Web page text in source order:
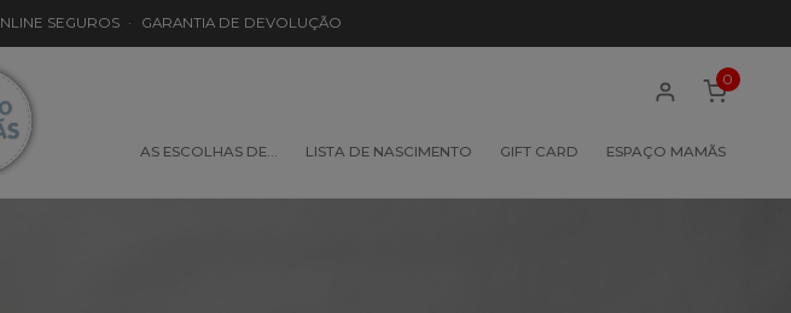
SEGUROS · GARANTIA DE DEVOLUÇÃO
AS ESCOLHAS DE… LISTA DE NASCIMENTO GIFT CARD ESPAÇO MAMÃS
0